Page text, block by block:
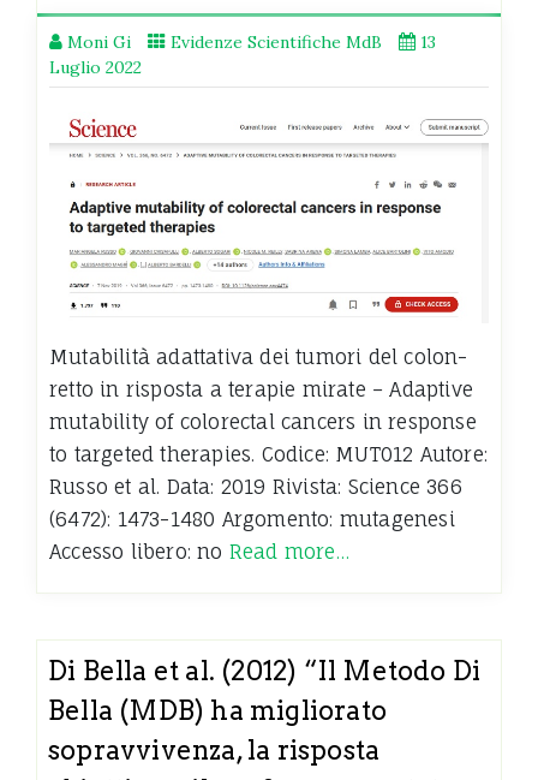
Moni Gi Evidenze Scientifiche MdB
13
Luglio 2022
Mutabilità adattativa dei tumori del colon-
retto in risposta a terapie mirate – Adaptive
mutability of colorectal cancers in response
to targeted therapies. Codice: MUT012 Autore:
Russo et al. Data: 2019 Rivista: Science 366
(6472): 1473-1480 Argomento: mutagenesi
Accesso libero: no Read more…
Di Bella et al. (2012) “Il Metodo Di
Bella (MDB) ha migliorato
sopravvivenza, la risposta